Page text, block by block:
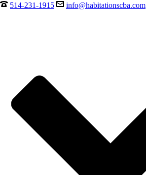
514-231-1915 info@habitationscba.com